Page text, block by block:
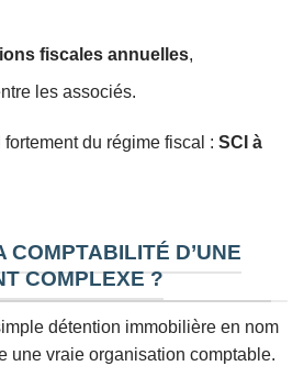
fiscales annuelles,
les associés.
du régime fiscal : SCI à
COMPTABILITÉ D’UNE
COMPLEXE ?
détention immobilière en nom
une vraie organisation comptable.